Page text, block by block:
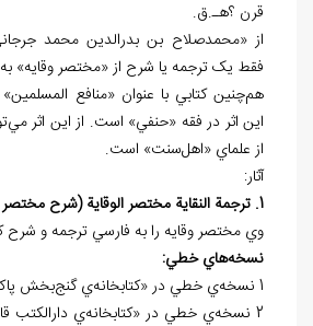
قرن ؟هـ.ق.
از «محمدصلاح بن بدرالدين محمد
فقط يک ترجمه يا شرح از «مختصر وقايه»
هم‌چنين کتابي با عنوان «منافع
اين اثر در فقه «حنفي» است. از اين اثر
از علماي «اهل‌سنت» است.
آثار:
1. ترجمة النقاية مختصر الوقاية (شرح مختصر وقايه)
وي مختصر وقايه را به فارسي ترجمه و
نسخههاي خطي:
1 نسخه‌ي خطي در «کتابخانه‌ي گنج‌بخش پاکستان» موجود است.